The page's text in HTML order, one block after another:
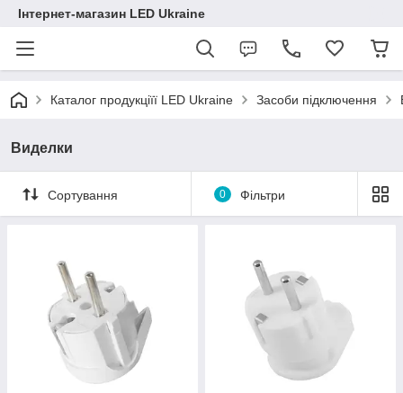
Інтернет-магазин LED Ukraine
Каталог продукціїї LED Ukraine Засоби підключення
Виделки
Сортування 0 Фільтри